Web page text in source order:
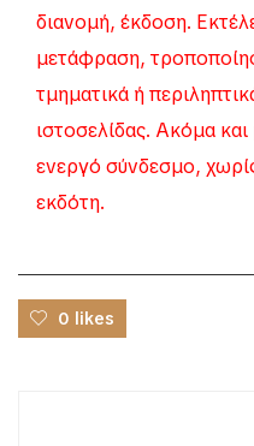
διανομή, έκδοση.
μετάφραση,
τμηματικά ή
ιστοσελίδας. Ακόμα
ενεργό σύνδεσμο,
εκδότη.
0 likes